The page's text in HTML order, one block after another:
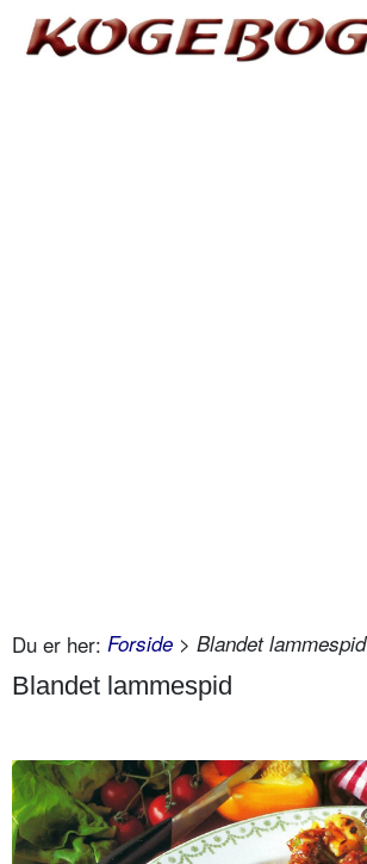
Du er her: Forside > Blandet lammespid
Blandet lammespid